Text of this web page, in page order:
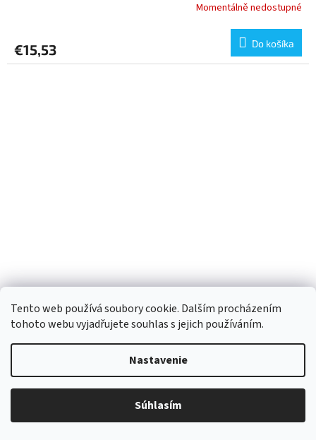
Tento web používá soubory cookie. Dalším procházením
tohoto webu vyjadřujete souhlas s jejich používáním.
Nastavenie
Súhlasím
Momentálně nedostupné
€15,53 Do košíka
Detox - pískavice, adžvan & černucha, 100 g / 200 g,
Day Spa 100 g
Momentálně nedostupné
od€8,54 DETAIL